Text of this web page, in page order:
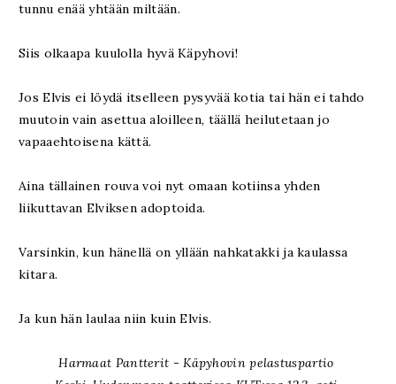
tunnu enää yhtään miltään.
Siis olkaapa kuulolla hyvä Käpyhovi!
Jos Elvis ei löydä itselleen pysyvää kotia tai hän ei tahdo
muutoin vain asettua aloilleen, täällä heilutetaan jo
vapaaehtoisena kättä.
Aina tällainen rouva voi nyt omaan kotiinsa yhden
liikuttavan Elviksen adoptoida.
Varsinkin, kun hänellä on yllään nahkatakki ja kaulassa
kitara.
Ja kun hän laulaa niin kuin Elvis.
Harmaat Pantterit - Käpyhovin pelastuspartio